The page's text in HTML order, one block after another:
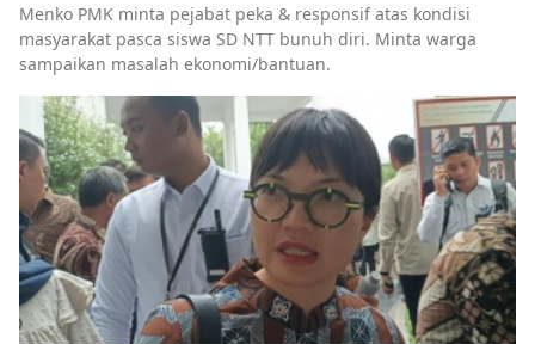
Menko PMK minta pejabat peka & responsif atas kondisi
masyarakat pasca siswa SD NTT bunuh diri. Minta warga
sampaikan masalah ekonomi/bantuan.